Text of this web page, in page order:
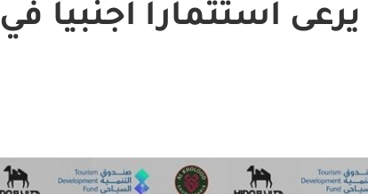
استثماراً أجنبياً في